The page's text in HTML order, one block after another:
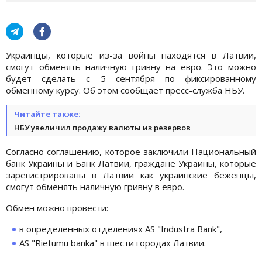
Украинцы, которые из-за войны находятся в Латвии,
смогут обменять наличную гривну на евро. Это можно
будет сделать с 5 сентября по фиксированному
обменному курсу. Об этом сообщает пресс-служба НБУ.
Читайте также:
НБУ увеличил продажу валюты из резервов
Согласно соглашению, которое заключили Национальный
банк Украины и Банк Латвии, граждане Украины, которые
зарегистрированы в Латвии как украинские беженцы,
смогут обменять наличную гривну в евро.
Обмен можно провести:
в определенных отделениях AS "Industra Bank",
AS "Rietumu banka" в шести городах Латвии.